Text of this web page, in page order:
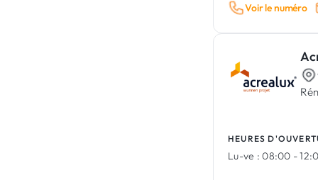
Voir le numéro
HEURES
Lu-ve : 08:00 -